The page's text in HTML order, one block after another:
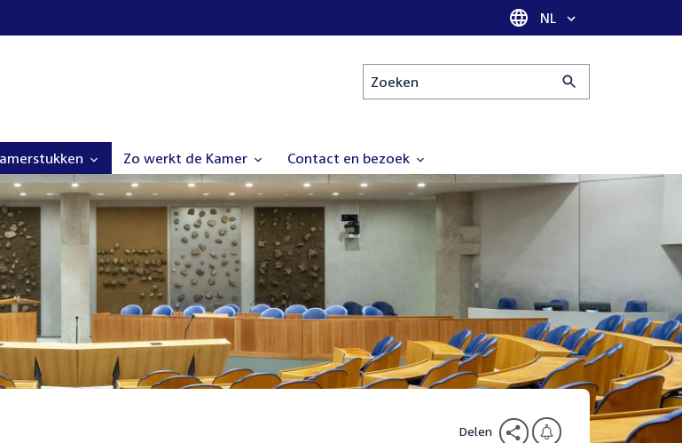
Taal selectie
NL
Zoeken
Zo werkt de Kamer Contact en bezoek
Delen